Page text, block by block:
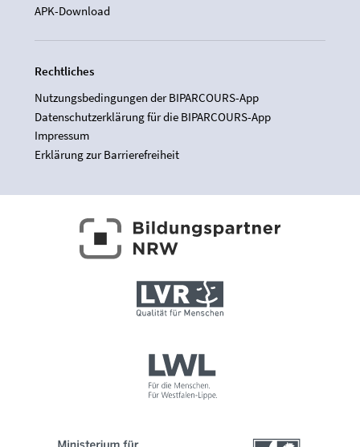
APK-Download
Rechtliches
Nutzungsbedingungen der BIPARCOURS-App
Datenschutzerklärung für die BIPARCOURS-App
Impressum
Erklärung zur Barrierefreiheit